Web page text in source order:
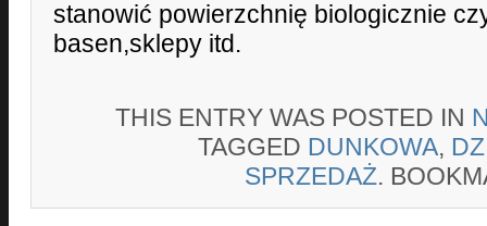
stanowić powierzchnię biologicznie
basen,sklepy itd.
THIS ENTRY WAS POSTED IN
TAGGED DUNKOWA,
SPRZEDAŻ.